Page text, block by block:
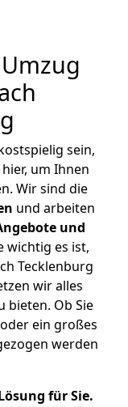
sein,
um Ihnen
Wir sind die
und arbeiten
und
wichtig es ist,
Tecklenburg
wir alles
bieten. Ob Sie
ein großes
werden
für Sie.